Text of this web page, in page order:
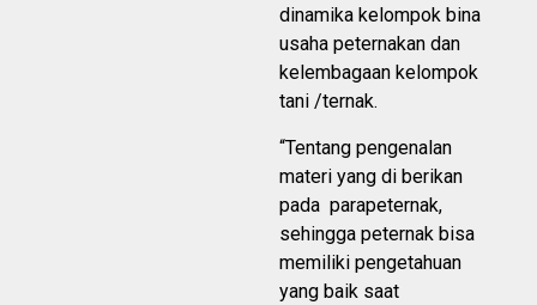
dinamika kelompok bina
usaha peternakan dan
kelembagaan kelompok
tani /ternak.
“Tentang pengenalan
materi yang di berikan
pada parapeternak,
sehingga peternak bisa
memiliki pengetahuan
yang baik saat